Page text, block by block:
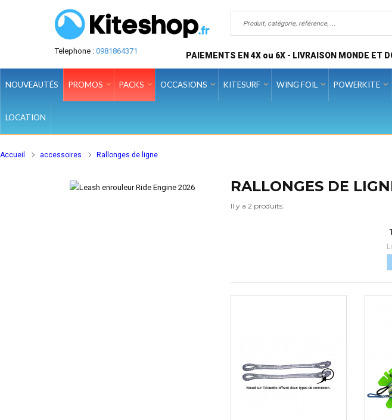
Telephone : 0981864371 PAIEMENTS EN 4X ou 6X - LIVRAISON MONDE ET
NOUVEAUTÉS PROMOS PACKS OCCASIONS KITESURF WING FOIL POWERKITE
LOCATION
Accueil accessoires Rallonges de ligne
RALLONGES DE
Il y a 2 produits.